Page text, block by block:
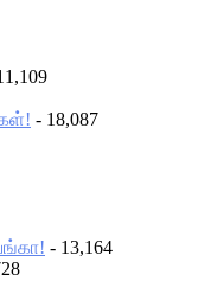
- 18,087
- 13,164